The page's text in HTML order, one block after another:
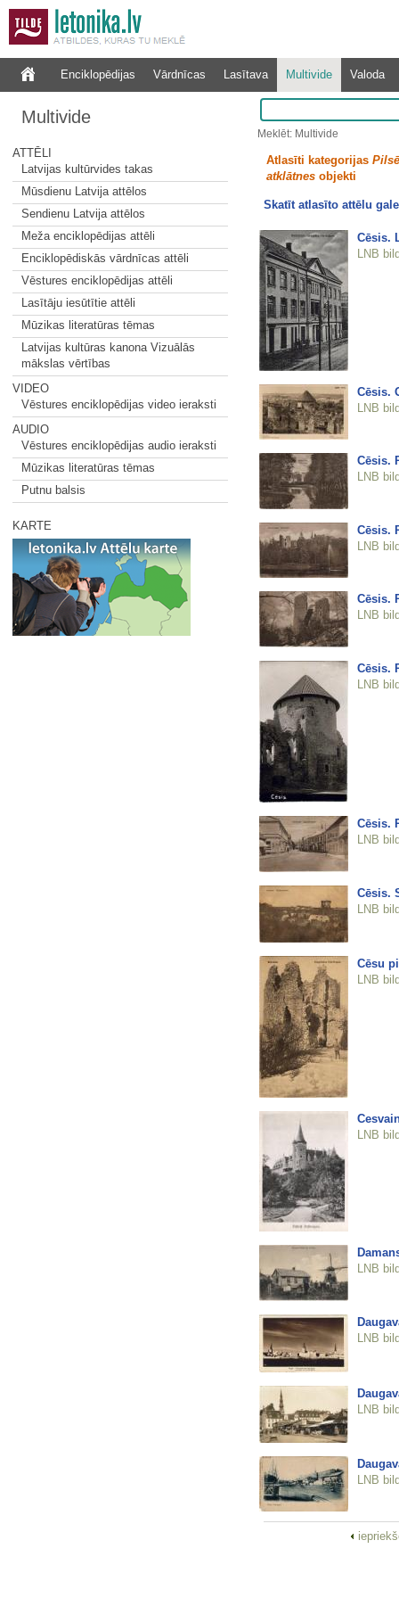
Enciklopēdijas Vārdnīcas Lasītava Multivide Valoda
Multivide
ATTĒLI
Latvijas kultūrvides takas
Mūsdienu Latvija attēlos
Sendienu Latvija attēlos
Meža enciklopēdijas attēli
Enciklopēdiskās vārdnīcas attēli
Vēstures enciklopēdijas attēli
Lasītāju iesūtītie attēli
Mūzikas literatūras tēmas
Latvijas kultūras kanona Vizuālās
mākslas vērtības
VIDEO
Vēstures enciklopēdijas video ieraksti
AUDIO
Vēstures enciklopēdijas audio ieraksti
Mūzikas literatūras tēmas
Putnu balsis
KARTE
Meklēt: Multivide
Atlasīti kategorijas
atklātnesobjekti
Skatīt atlasīto attēlu
Cēsis.
LNB
Cēsis.
LNB
Cēsis.
LNB
Cēsis.
LNB
Cēsis.
LNB
Cēsis.
LNB
Cēsis.
LNB
Cēsis.
LNB
Cēsu
LNB
LNB
LNB
LNB
LNB
LNB